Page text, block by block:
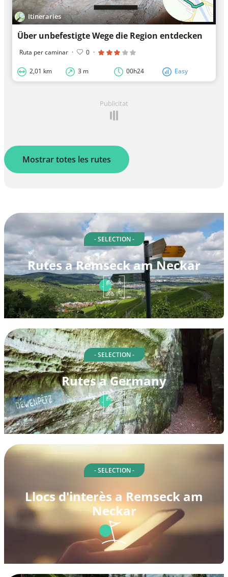
Itineraries
Über unbefestigte Wege die Region entdecken
Ruta per caminar · 0 ·
2,01 km 3 m 00h24 Easy
Publicitat
Mostrar totes les rutes
- SELECTION -
Rutes a Remseck am Neckar
- SELECTION -
Rutes a Germany
- SELECTION -
Llocs d'interès a Remseck am
Neckar